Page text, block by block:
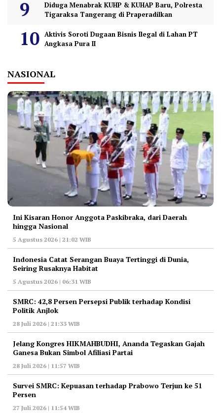
Diduga Menabrak KUHP & KUHAP Baru, Polresta
Tigaraksa Tangerang di Praperadilkan
Aktivis Soroti Dugaan Bisnis Ilegal di Lahan PT
Angkasa Pura II
NASIONAL
Ini Kisaran Honor Anggota Paskibraka, dari Daerah
hingga Nasional
5 Agustus 2026 | 21:02 WIB
Indonesia Catat Serangan Buaya Tertinggi di Dunia,
Seiring Rusaknya Habitat
5 Agustus 2026 | 06:31 WIB
‎SMRC: 42,8 Persen Persepsi Publik terhadap Kondisi
Politik Anjlok
28 Juli 2026 | 21:33 WIB
‎Jelang Kongres HIKMAHBUDHI, Ananda Tegaskan Gajah
Ganesa Bukan Simbol Afiliasi Partai
28 Juli 2026 | 11:57 WIB
‎Survei SMRC: Kepuasan terhadap Prabowo Terjun ke 51
Persen
27 Juli 2026 | 11:54 WIB